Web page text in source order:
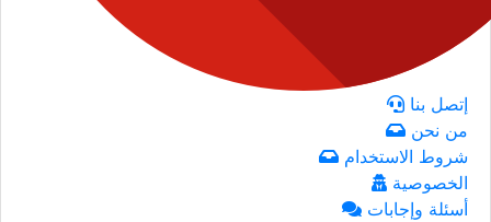
إتصل بنا
من نحن
شروط الاستخدام
الخصوصية
أسئلة وإجابات